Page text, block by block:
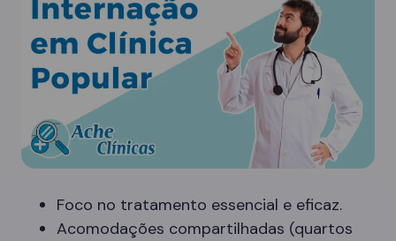
Foco no tratamento essencial e eficaz.
Acomodações compartilhadas (quartos